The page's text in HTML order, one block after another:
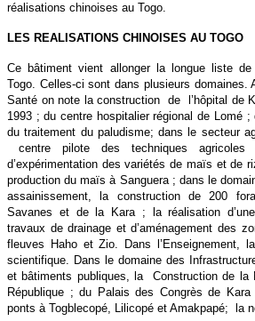
réalisations chinoises au Togo.
LES REALISATIONS CHINOISES AU TOGO
Ce bâtiment vient allonger la longue liste
Togo. Celles-ci sont dans plusieurs domaines.
Santé on note la construction de l’hôpital de
1993 ; du centre hospitalier régional de Lomé
du traitement du paludisme; dans le secteur
centre pilote des techniques
d’expérimentation des variétés de maïs et de
production du maïs à Sanguera ; dans le
assainissement, la construction de 200
Savanes et de la Kara ; la réalisation
travaux de drainage et d’aménagement des
fleuves Haho et Zio. Dans l’Enseignement,
scientifique. Dans le domaine des
et bâtiments publiques, la Construction de la
République ; du Palais des Congrès de
ponts à Togblecopé, Lilicopé et Amakpapé; la